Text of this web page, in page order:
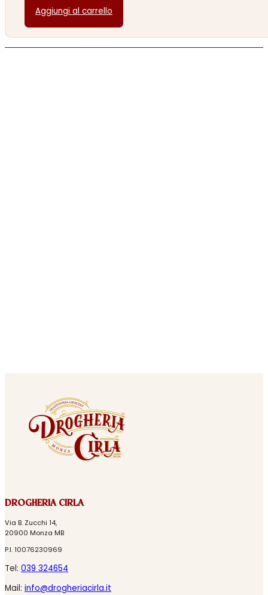
Aggiungi al carrello
DROGHERIA CIRLA
Via B. Zucchi 14,
20900 Monza MB
P.I. 10076230969
Tel: 039 324654
Mail: info@drogheriacirla.it